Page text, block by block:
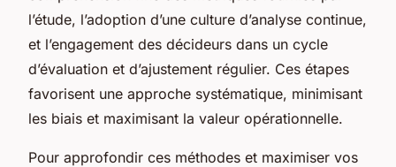
l’étude, l’adoption d’une culture d’analyse continue,
et l’engagement des décideurs dans un cycle
d’évaluation et d’ajustement régulier. Ces étapes
favorisent une approche systématique, minimisant
les biais et maximisant la valeur opérationnelle.
Pour approfondir ces méthodes et maximiser vos